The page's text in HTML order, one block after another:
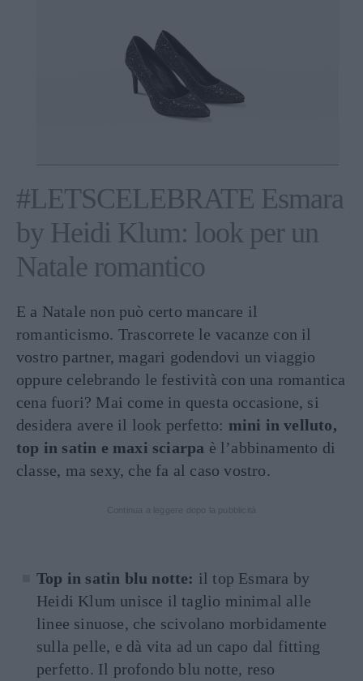
#LETSCELEBRATE Esmara
by Heidi Klum: look per un
Natale romantico
E a Natale non può certo mancare il
romanticismo. Trascorrete le vacanze con il
vostro partner, magari godendovi un viaggio
oppure celebrando le festività con una romantica
cena fuori? Mai come in questa occasione, si
desidera avere il look perfetto: mini in velluto,
top in satin e maxi sciarpa è l’abbinamento di
classe, ma sexy, che fa al caso vostro.
Top in satin blu notte: il top Esmara by
Heidi Klum unisce il taglio minimal alle
linee sinuose, che scivolano morbidamente
sulla pelle, e dà vita ad un capo dal fitting
perfetto. Il profondo blu notte, reso